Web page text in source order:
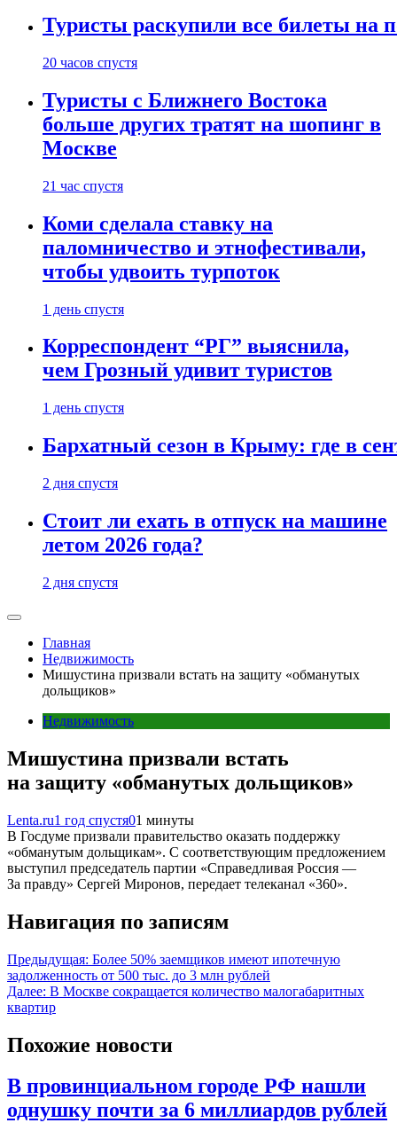
Туристы раскупили все билеты на
20 часов спустя
Туристы с Ближнего Востока
больше других тратят на шопинг в
Москве
21 час спустя
Коми сделала ставку на
паломничество и этнофестивали,
чтобы удвоить турпоток
1 день спустя
Корреспондент “РГ” выяснила,
чем Грозный удивит туристов
1 день спустя
Бархатный сезон в Крыму: где в
2 дня спустя
Стоит ли ехать в отпуск на машине
летом 2026 года?
2 дня спустя
Главная
Недвижимость
Мишустина призвали встать на защиту «обманутых
дольщиков»
Недвижимость
Мишустина призвали встать
на защиту «обманутых дольщиков»
Lenta.ru1 год спустя01 минуты
В Госдуме призвали правительство оказать поддержку
«обманутым дольщикам». С соответствующим предложением
выступил председатель партии «Справедливая Россия —
За правду» Сергей Миронов, передает телеканал «360».
Навигация по записям
Предыдущая: Более 50% заемщиков имеют ипотечную
задолженность от 500 тыс. до 3 млн рублей
Далее: В Москве сокращается количество малогабаритных
квартир
Похожие новости
В провинциальном городе РФ нашли
однушку почти за 6 миллиардов рублей